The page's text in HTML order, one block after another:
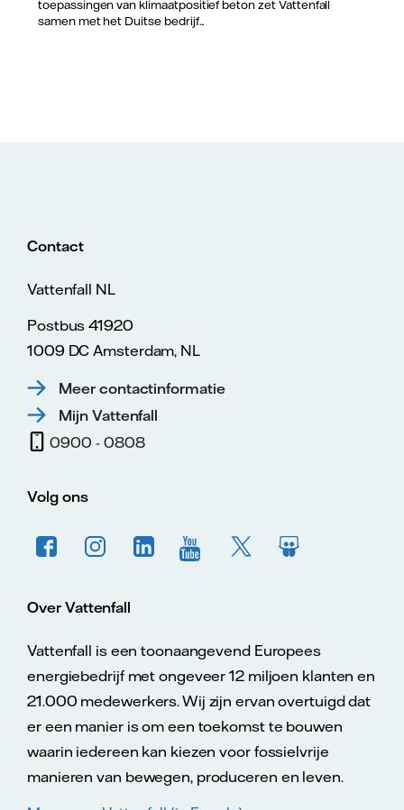
toepassingen van klimaatpositief beton zet Vattenfall
samen met het Duitse bedrijf...
Contact
Vattenfall NL
Postbus 41920
1009 DC Amsterdam, NL
Meer contactinformatie
Mijn Vattenfall
0900 - 0808
Volg ons
Over Vattenfall
Vattenfall is een toonaangevend Europees
energiebedrijf met ongeveer 12 miljoen klanten en
21.000 medewerkers. Wij zijn ervan overtuigd dat
er een manier is om een toekomst te bouwen
waarin iedereen kan kiezen voor fossielvrije
manieren van bewegen, produceren en leven.